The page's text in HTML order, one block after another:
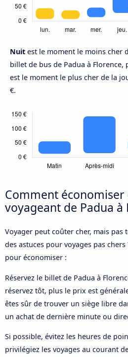
Nuit est le moment le moins cher
billet de bus de Padua à Florence,
est le moment le plus cher de la
€.
Comment
voyageant de Padua à
Voyager peut coûter cher, mais pas
des astuces pour voyages pas chers
pour économiser :
Réservez le billet de Padua à
réservez tôt, plus le prix est
êtes sûr de trouver un siège libre
un achat de dernière minute ou
Si possible, évitez les heures de
privilégiez les voyages au courant